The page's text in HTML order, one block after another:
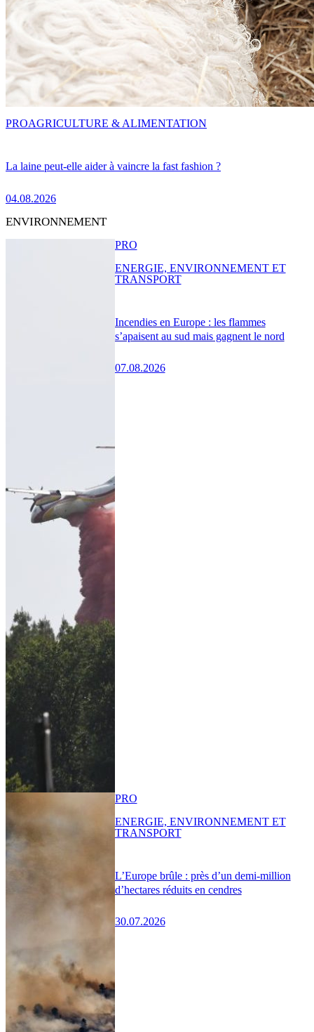
La laine peut-elle aider à vaincre la fast fashion ?
04.08.2026
PROAGRICULTURE & ALIMENTATION
ENVIRONNEMENT
Incendies en Europe : les flammes
s’apaisent au sud mais gagnent le nord
07.08.2026
PRO
ENERGIE, ENVIRONNEMENT ET
TRANSPORT
L’Europe brûle : près d’un demi-million
d’hectares réduits en cendres
30.07.2026
PRO
ENERGIE, ENVIRONNEMENT ET
TRANSPORT